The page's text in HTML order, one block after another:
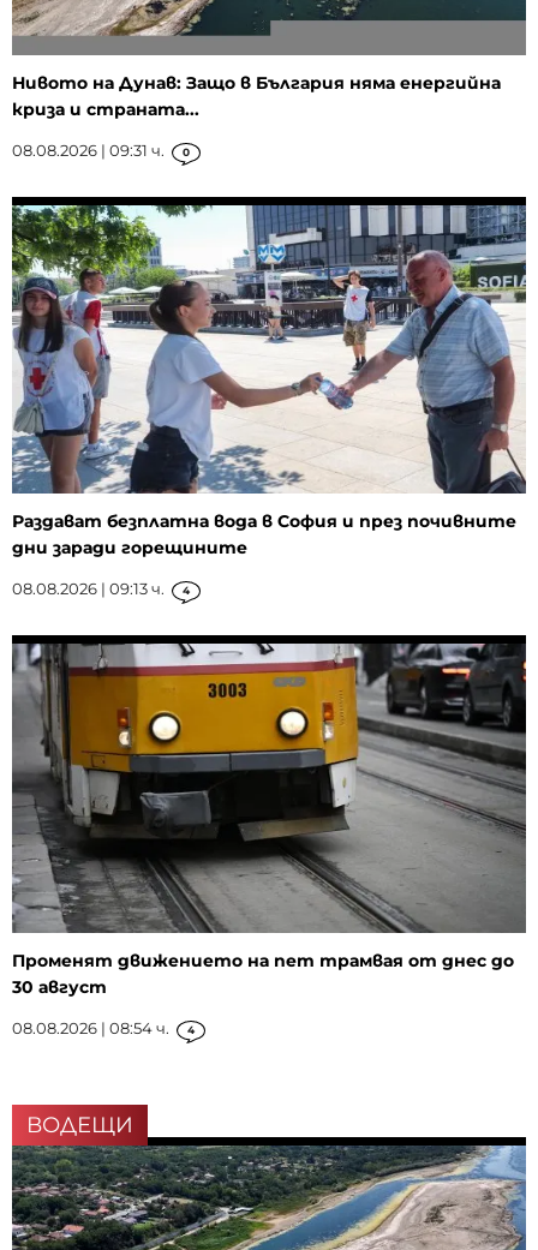
Нивото на Дунав: Защо в България няма енергийна
криза и страната...
08.08.2026 | 09:31 ч. 0
Раздават безплатна вода в София и през почивните
дни заради горещините
08.08.2026 | 09:13 ч. 4
Променят движението на пет трамвая от днес до
30 август
08.08.2026 | 08:54 ч. 4
ВОДЕЩИ